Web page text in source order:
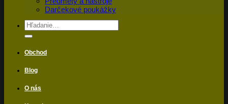
Darčekové poukážky
Hľadať:
Obchod
Blog
O nás